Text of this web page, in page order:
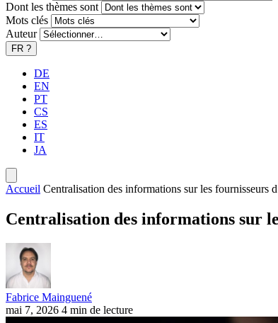
Dont les thèmes sont
Mots clés
Auteur
FR ?
DE
EN
PT
CS
ES
IT
JA
Accueil Centralisation des informations sur les fournisseurs
Centralisation des informations sur
Fabrice Mainguené
mai 7, 2026 4 min de lecture